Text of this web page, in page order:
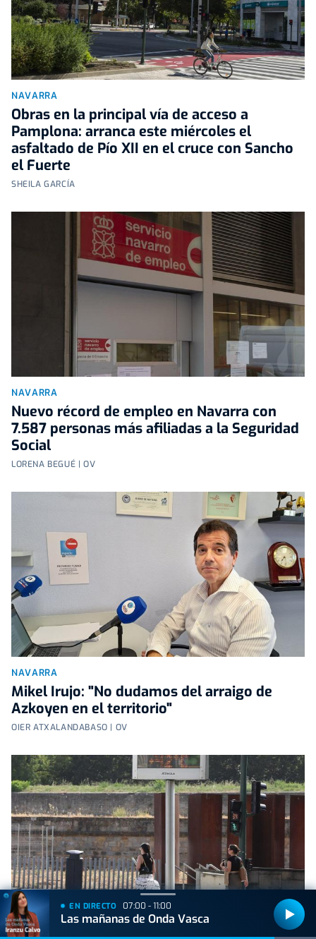
NAVARRA
Obras en la principal vía de acceso a
Pamplona: arranca este miércoles el
asfaltado de Pío XII en el cruce con Sancho
el Fuerte
SHEILA GARCÍA
NAVARRA
Nuevo récord de empleo en Navarra con
7.587 personas más afiliadas a la Seguridad
Social
LORENA BEGUÉ | OV
NAVARRA
Mikel Irujo: "No dudamos del arraigo de
Azkoyen en el territorio"
OIER ATXALANDABASO | OV
NAVARRA
EN DIRECTO 07:00 - 11:00
Las mañanas de Onda Vasca